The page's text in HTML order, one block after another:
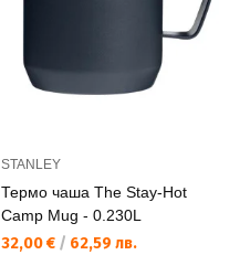
STANLEY
Термо чаша The Stay-Hot
Camp Mug - 0.230L
Текуща цена:
32,00 € / 62,59 лв.